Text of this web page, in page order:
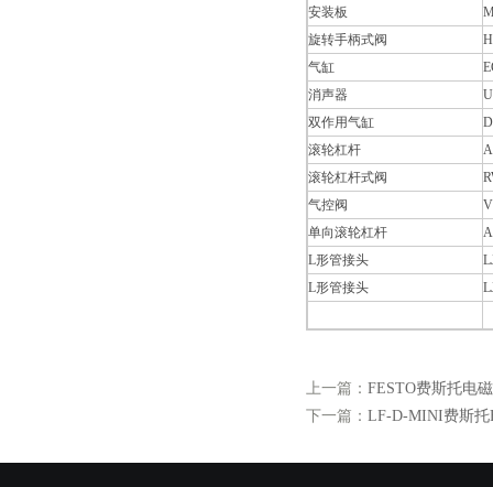
安装板
旋转手柄式阀
气缸
消声器
双作用气缸
滚轮杠杆
滚轮杠杆式阀
气控阀
单向滚轮杠杆
L形管接头
L形管接头
上一篇： FESTO费斯托电
下一篇： LF-D-MINI费斯托